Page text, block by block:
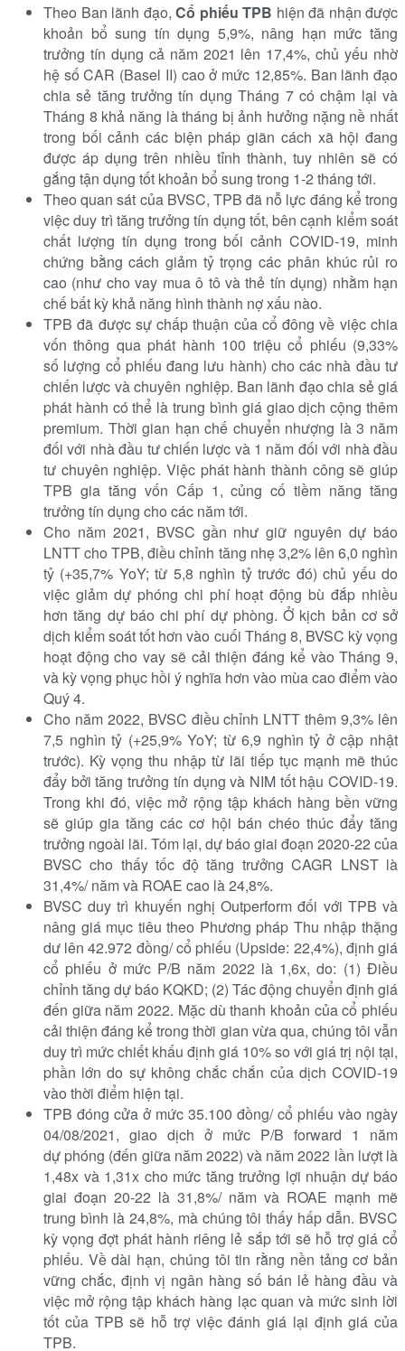
Theo Ban lãnh đạo, Cổ phiếu TPB hiện đã nhận được
khoản bổ sung tín dụng 5,9%, nâng hạn mức tăng
trưởng tín dụng cả năm 2021 lên 17,4%, chủ yếu nhờ
hệ số CAR (Basel II) cao ở mức 12,85%. Ban lãnh đạo
chia sẻ tăng trưởng tín dụng Tháng 7 có chậm lại và
Tháng 8 khả năng là tháng bị ảnh hưởng nặng nề nhất
trong bối cảnh các biện pháp giãn cách xã hội đang
được áp dụng trên nhiều tỉnh thành, tuy nhiên sẽ có
gắng tận dụng tốt khoản bổ sung trong 1-2 tháng tới.
Theo quan sát của BVSC, TPB đã nỗ lực đáng kể trong
việc duy trì tăng trưởng tín dụng tốt, bên cạnh kiểm soát
chất lượng tín dụng trong bối cảnh COVID-19, minh
chứng bằng cách giảm tỷ trọng các phân khúc rủi ro
cao (như cho vay mua ô tô và thẻ tín dụng) nhằm hạn
chế bất kỳ khả năng hình thành nợ xấu nào.
TPB đã được sự chấp thuận của cổ đông về việc chia
vốn thông qua phát hành 100 triệu cổ phiếu (9,33%
số lượng cổ phiếu đang lưu hành) cho các nhà đầu tư
chiến lược và chuyên nghiệp. Ban lãnh đạo chia sẻ giá
phát hành có thể là trung bình giá giao dịch cộng thêm
premium. Thời gian hạn chế chuyển nhượng là 3 năm
đối với nhà đầu tư chiến lược và 1 năm đối với nhà đầu
tư chuyên nghiệp. Việc phát hành thành công sẽ giúp
TPB gia tăng vốn Cấp 1, củng cố tiềm năng tăng
trưởng tín dụng cho các năm tới.
Cho năm 2021, BVSC gần như giữ nguyên dự báo
LNTT cho TPB, điều chỉnh tăng nhẹ 3,2% lên 6,0 nghìn
tỷ (+35,7% YoY; từ 5,8 nghìn tỷ trước đó) chủ yếu do
việc giảm dự phóng chi phí hoạt động bù đắp nhiều
hơn tăng dự báo chi phí dự phòng. Ở kịch bản cơ sở
dịch kiểm soát tốt hơn vào cuối Tháng 8, BVSC kỳ vọng
hoạt động cho vay sẽ cải thiện đáng kể vào Tháng 9,
và kỳ vọng phục hồi ý nghĩa hơn vào mùa cao điểm vào
Quý 4.
Cho năm 2022, BVSC điều chỉnh LNTT thêm 9,3% lên
7,5 nghìn tỷ (+25,9% YoY; từ 6,9 nghìn tỷ ở cập nhật
trước). Kỳ vọng thu nhập từ lãi tiếp tục mạnh mẽ thúc
đẩy bởi tăng trưởng tín dụng và NIM tốt hậu COVID-19.
Trong khi đó, việc mở rộng tập khách hàng bền vững
sẽ giúp gia tăng các cơ hội bán chéo thúc đẩy tăng
trưởng ngoài lãi. Tóm lại, dự báo giai đoạn 2020-22 của
BVSC cho thấy tốc độ tăng trưởng CAGR LNST là
31,4%/ năm và ROAE cao là 24,8%.
BVSC duy trì khuyến nghị Outperform đối với TPB và
nâng giá mục tiêu theo Phương pháp Thu nhập thặng
dư lên 42.972 đồng/ cổ phiếu (Upside: 22,4%), định giá
cổ phiếu ở mức P/B năm 2022 là 1,6x, do: (1) Điều
chỉnh tăng dự báo KQKD; (2) Tác động chuyển định giá
đến giữa năm 2022. Mặc dù thanh khoản của cổ phiếu
cải thiện đáng kể trong thời gian vừa qua, chúng tôi vẫn
duy trì mức chiết khấu định giá 10% so với giá trị nội tại,
phần lớn do sự không chắc chắn của dịch COVID-19
vào thời điểm hiện tại.
TPB đóng cửa ở mức 35.100 đồng/ cổ phiếu vào ngày
04/08/2021, giao dịch ở mức P/B forward 1 năm
dự phóng (đến giữa năm 2022) và năm 2022 lần lượt là
1,48x và 1,31x cho mức tăng trưởng lợi nhuận dự báo
giai đoạn 20-22 là 31,8%/ năm và ROAE mạnh mẽ
trung bình là 24,8%, mà chúng tôi thấy hấp dẫn. BVSC
kỳ vọng đợt phát hành riêng lẻ sắp tới sẽ hỗ trợ giá cổ
phiếu. Về dài hạn, chúng tôi tin rằng nền tảng cơ bản
vững chắc, định vị ngân hàng số bán lẻ hàng đầu và
việc mở rộng tập khách hàng lạc quan và mức sinh lời
tốt của TPB sẽ hỗ trợ việc đánh giá lại định giá của
TPB.